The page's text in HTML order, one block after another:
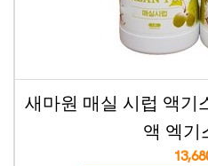
새마원 매실 시럽 액기
액 엑기